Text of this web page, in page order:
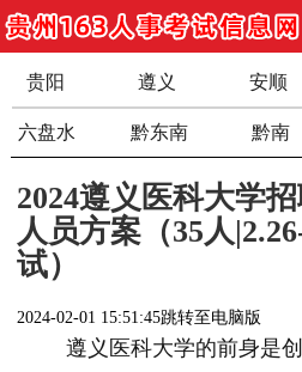
贵阳 遵义 安顺
六盘水 黔东南 黔南
2024遵义医科大学
人员方案（35人
试）
2024-02-01 15:51:45跳转至电脑版
遵义医科大学的前身是创